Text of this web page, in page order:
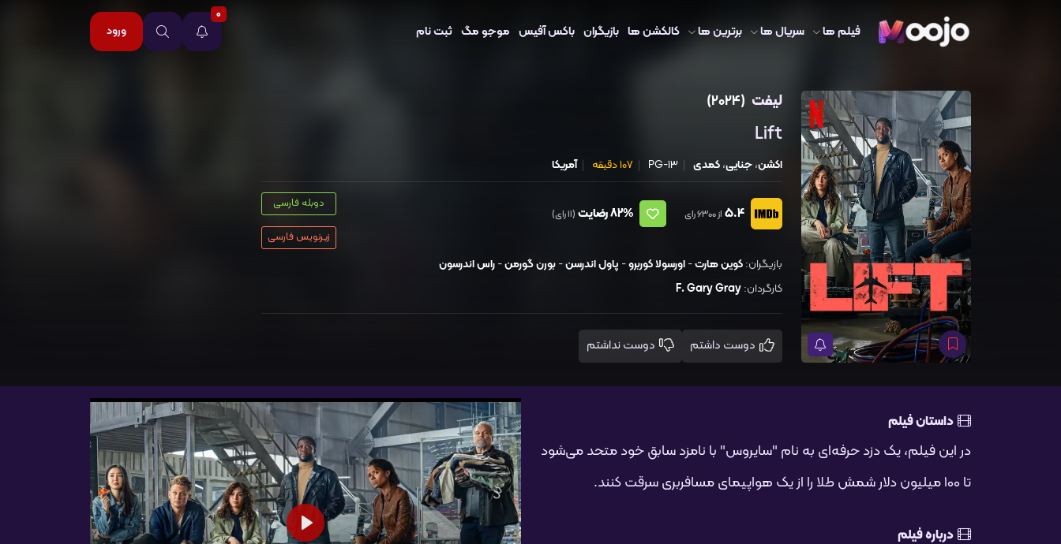
فیلم ها سریال ها برترین ها کالکشن ها بازیگران باکس آفیس موجو مگ ثبت نام
0
ورود
لیفت (2024)
Lift
اکشن،جنایی،کمدی PG-13 107 دقیقه آمریکا
دوبله فارسی
زیرنویس فارسی
5.4 از 6300 رای 82%رضایت (11 رای)
بازیگران:کوین هارت-اورسولا کوربرو- پاول اندرسن-بورن گورمن-راس اندرسون
کارگردان:F. Gary Gray
شروع
داستان فیلم
در این فیلم، یک دزد حرفه‌ای به نام "سایروس" با نامزد سابق خود متحد می‌شود
تا 100 میلیون دلار شمش طلا را از یک هواپیمای مسافربری سرقت کنند.
درباره فیلم